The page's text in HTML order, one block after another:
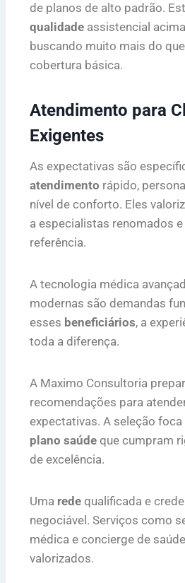
de planos de alto padrão.
qualidade assistencial
buscando muito mais do
cobertura básica.
Atendimento para
Exigentes
As expectativas são
atendimento rápido,
nível de conforto. Eles
a especialistas renomados
referência.
A tecnologia médica
modernas são demandas
esses beneficiários, a
toda a diferença.
A Maximo Consultoria
recomendações para
expectativas. A seleção
plano saúde que cumpram
de excelência.
Uma rede qualificada e
negociável. Serviços como
médica e concierge de
valorizados.